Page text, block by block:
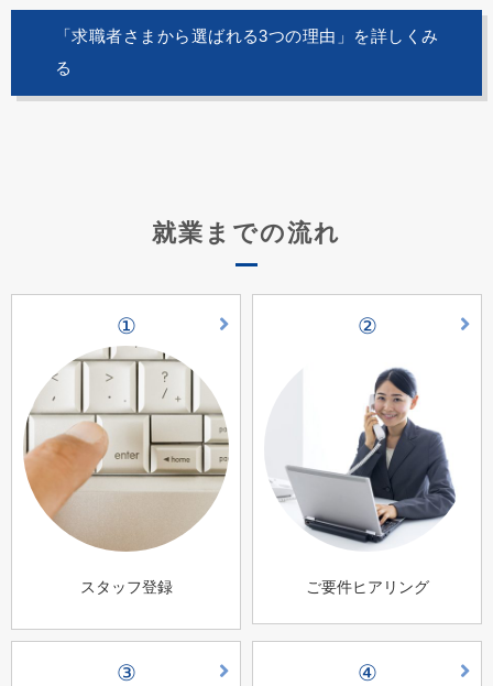
「求職者さまから選ばれる3つの理由」を詳しくみ
る
就業までの流れ
①
スタッフ登録
②
ご要件ヒアリング
③ ④